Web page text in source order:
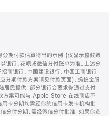
分期付款估算得出的示例 (仅显示整数数
银行、花呗或微信分付账单为准。上述分
商银行、中国建设银行、中国工商银行
分期付款方案请见付款页面)、蚂蚁金服
民提供。部分银行会要求你通过支付
方案可能与 Apple Store 在线商店不
卡分期均需经你的信用卡发卡机构批
分付分期，需经微信分付批准。如果你选